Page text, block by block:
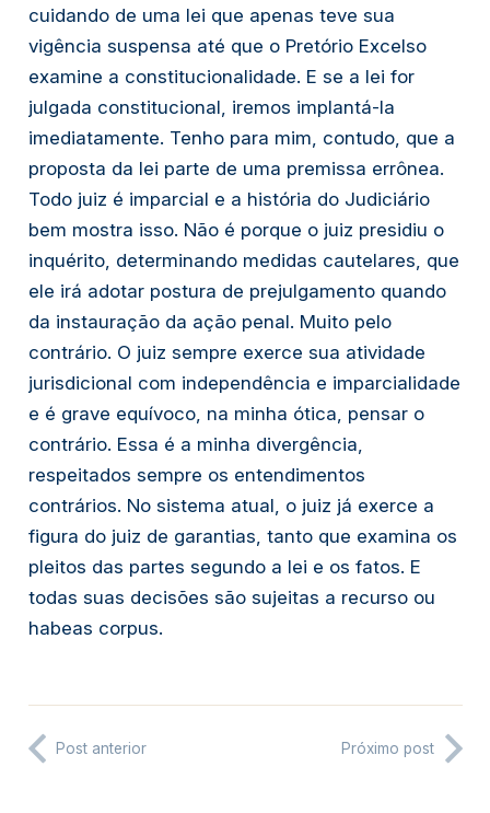
cuidando de uma lei que apenas teve sua
vigência suspensa até que o Pretório Excelso
examine a constitucionalidade. E se a lei for
julgada constitucional, iremos implantá-la
imediatamente. Tenho para mim, contudo, que a
proposta da lei parte de uma premissa errônea.
Todo juiz é imparcial e a história do Judiciário
bem mostra isso. Não é porque o juiz presidiu o
inquérito, determinando medidas cautelares, que
ele irá adotar postura de prejulgamento quando
da instauração da ação penal. Muito pelo
contrário. O juiz sempre exerce sua atividade
jurisdicional com independência e imparcialidade
e é grave equívoco, na minha ótica, pensar o
contrário. Essa é a minha divergência,
respeitados sempre os entendimentos
contrários. No sistema atual, o juiz já exerce a
figura do juiz de garantias, tanto que examina os
pleitos das partes segundo a lei e os fatos. E
todas suas decisões são sujeitas a recurso ou
habeas corpus.
Post anterior Próximo post